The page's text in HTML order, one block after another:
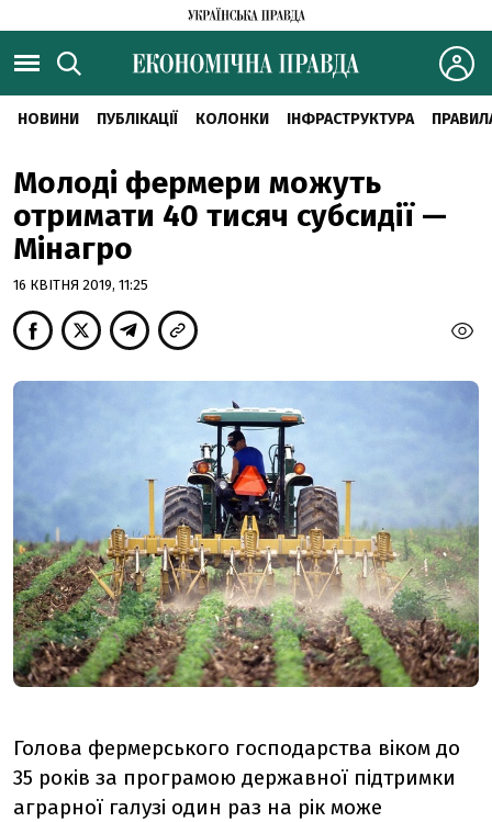
НОВИНИ ПУБЛІКАЦІЇ КОЛОНКИ ІНФРАСТРУКТУРА
Молоді фермери можуть
отримати 40 тисяч субсидії —
Мінагро
16 КВІТНЯ 2019, 11:25
Голова фермерського господарства віком до
35 років за програмою державної підтримки
аграрної галузі один раз на рік може